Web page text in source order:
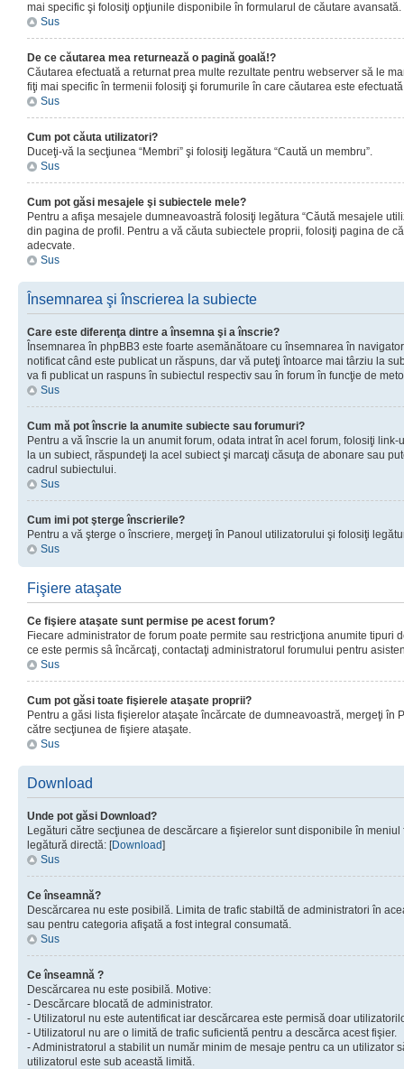
mai specific şi folosiţi opţiunile disponibile în formularul de căutare avansată.
Sus
De ce căutarea mea returnează o pagină goală!?
Căutarea efectuată a returnat prea multe rezultate pentru webserver să le
fiţi mai specific în termenii folosiţi şi forumurile în care căutarea este
Sus
Cum pot căuta utilizatori?
Duceţi-vă la secţiunea “Membri” şi folosiţi legătura “Caută un membru”.
Sus
Cum pot găsi mesajele şi subiectele mele?
Pentru a afişa mesajele dumneavoastră folosiţi legătura “Căută mesajele
din pagina de profil. Pentru a vă căuta subiectele proprii, folosiţi pagina de
adecvate.
Sus
Însemnarea şi înscrierea la subiecte
Care este diferenţa dintre a însemna şi a înscrie?
Însemnarea în phpBB3 este foarte asemănătoare cu însemnarea în
notificat când este publicat un răspuns, dar vă puteţi întoarce mai târziu la
va fi publicat un raspuns în subiectul respectiv sau în forum în funcţie de
Sus
Cum mă pot înscrie la anumite subiecte sau forumuri?
Pentru a vă înscrie la un anumit forum, odata intrat în acel forum, folosiţi
la un subiect, răspundeţi la acel subiect şi marcaţi căsuţa de abonare sau
cadrul subiectului.
Sus
Cum imi pot şterge înscrierile?
Pentru a vă şterge o înscriere, mergeţi în Panoul utilizatorului şi folosiţi
Sus
Fişiere ataşate
Ce fişiere ataşate sunt permise pe acest forum?
Fiecare administrator de forum poate permite sau restricţiona anumite tipuri
ce este permis sâ încărcaţi, contactaţi administratorul forumului pentru
Sus
Cum pot găsi toate fişierele ataşate proprii?
Pentru a găsi lista fişierelor ataşate încărcate de dumneavoastră, mergeţi în
către secţiunea de fişiere ataşate.
Sus
Download
Unde pot găsi Download?
Legături către secţiunea de descărcare a fişierelor sunt disponibile în
legătură directă: [Download]
Sus
Ce înseamnă?
Descărcarea nu este posibilă. Limita de trafic stabiltă de administratori în
sau pentru categoria afişată a fost integral consumată.
Sus
Ce înseamnă ?
Descărcarea nu este posibilă. Motive:
- Descărcare blocată de administrator.
- Utilizatorul nu este autentificat iar descărcarea este permisă doar
- Utilizatorul nu are o limită de trafic suficientă pentru a descărca acest fişier.
- Administratorul a stabilit un număr minim de mesaje pentru ca un utilizator
utilizatorul este sub această limită.